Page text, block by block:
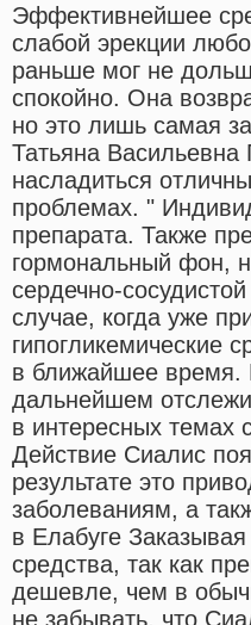
Эффективнейшее
слабой эрекции
раньше мог не
спокойно. Она
но это лишь самая
Татьяна Васильевна
насладиться
проблемах. "
препарата. Также
гормональный фон,
сердечно-
случае, когда уже
гипогликемические
в ближайшее время.
дальнейшем
в интересных темах
Действие Сиалис
результате это
заболеваниям, а
в Елабуге
средства, так как
дешевле, чем в
не забывать, что